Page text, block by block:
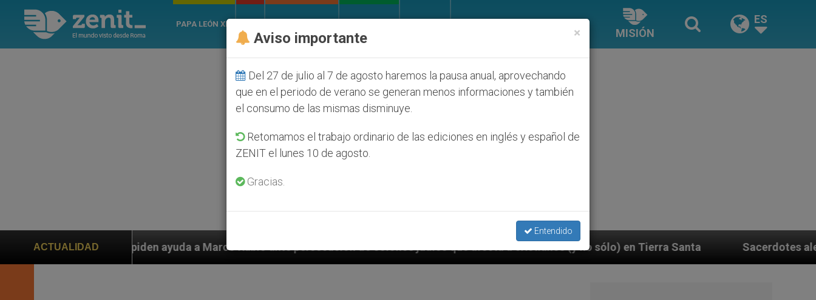
PAPA LEÓN XIV
MISIÓN
ES
ACTUALIDAD
piden ayuda a Marco Rubio ante persecución de colonos judíos que afecta a cristianos (y no sólo) en Tierra Santa Sacerdotes alemanes fieles al Papa
×
Aviso importante
Del 27 de julio al 7 de agosto haremos la pausa anual, aprovechando
que en el periodo de verano se generan menos informaciones y también
el consumo de las mismas disminuye.
Retomamos el trabajo ordinario de las ediciones en inglés y español de
ZENIT el lunes 10 de agosto.
Gracias.
Entendido